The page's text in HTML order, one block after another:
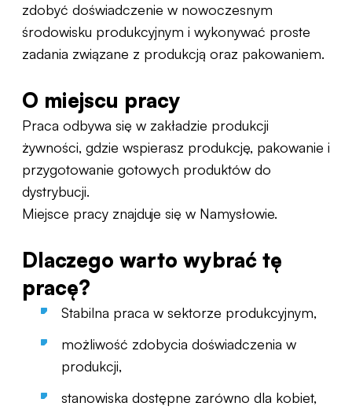
zdobyć doświadczenie w nowoczesnym
środowisku produkcyjnym i wykonywać proste
zadania związane z produkcją oraz pakowaniem.
O miejscu pracy
Praca odbywa się w zakładzie produkcji
żywności, gdzie wspierasz produkcję, pakowanie i
przygotowanie gotowych produktów do
dystrybucji.
Miejsce pracy znajduje się w Namysłowie.
Dlaczego warto wybrać tę
pracę?
Stabilna praca w sektorze produkcyjnym,
możliwość zdobycia doświadczenia w
produkcji,
stanowiska dostępne zarówno dla kobiet,